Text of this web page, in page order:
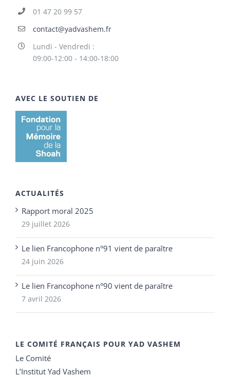
01 47 20 99 57
contact@yadvashem.fr
Lundi - Vendredi :
09:00-12:00 - 14:00-18:00
AVEC LE SOUTIEN DE
ACTUALITÉS
Rapport moral 2025
29 juillet 2026
Le lien Francophone n°91 vient de paraître
24 juin 2026
Le lien Francophone n°90 vient de paraître
7 avril 2026
LE COMITÉ FRANÇAIS POUR YAD VASHEM
Le Comité
L’Institut Yad Vashem